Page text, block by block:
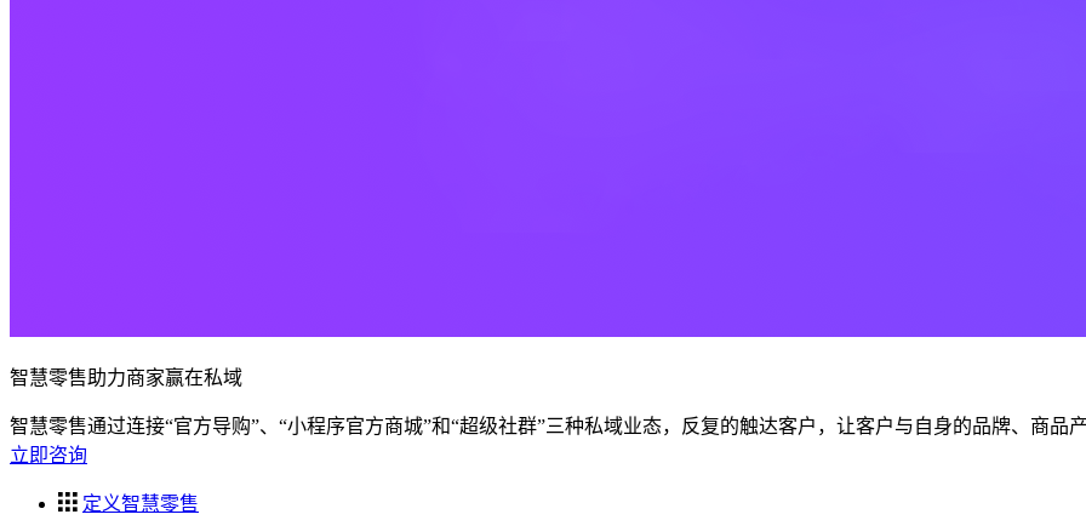
智慧零售助力商家赢在私域
智慧零售通过连接“官方导购”、“小程序官方商城”和“超级社群”三种私域业态，反复的触达客户，让客户与自身的品牌、商品
立即咨询
定义智慧零售